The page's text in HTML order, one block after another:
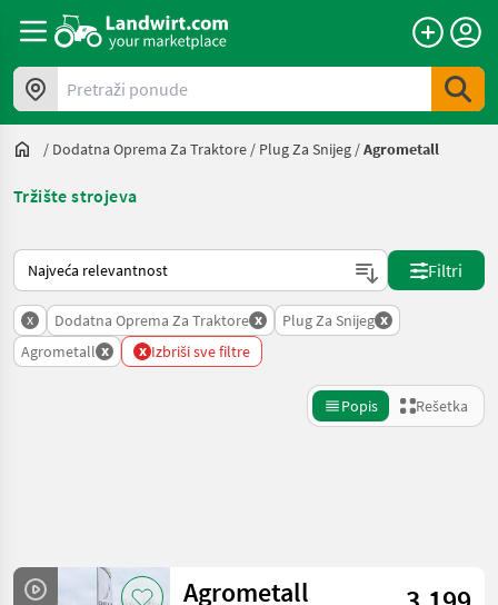
Pretraži ponude
/ Dodatna Oprema Za Traktore / Plug Za Snijeg /Agrometall
Tržište strojeva
Tako se sortira na Landwirt.com
Filtri
x Dodatna Oprema Za Traktore x Plug Za Snijeg x
Agrometall x x Izbriši sve filtre
Popis Rešetka
Agrometall